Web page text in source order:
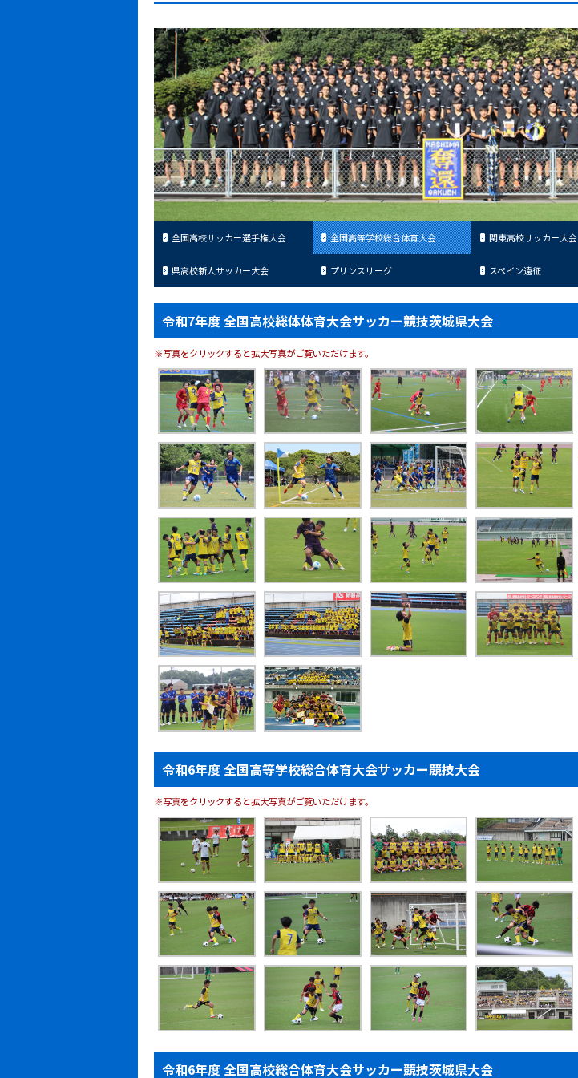
全国高校サッカー選手権大会 全国高等学校総合体育大会 関東高校サッカー大会
県高校新人サッカー大会 プリンスリーグ スペイン遠征
令和7年度 全国高校総体体育大会サッカー競技茨城県大会
※写真をクリックすると拡大写真がご覧いただけます。
令和6年度 全国高等学校総合体育大会サッカー競技大会
※写真をクリックすると拡大写真がご覧いただけます。
令和6年度 全国高校総合体育大会サッカー競技茨城県大会